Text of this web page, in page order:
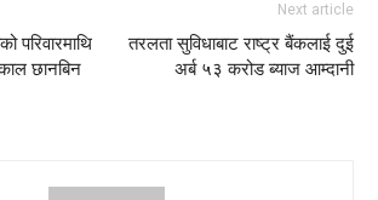
परिवारमाथि
छानबिन
Next article
तरलता सुविधाबाट राष्ट्र बैंकलाई दुई
अर्ब ५३ करोड ब्याज आम्दानी